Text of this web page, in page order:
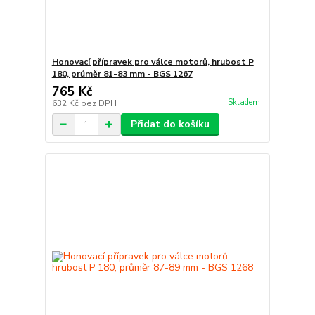
Honovací přípravek pro válce motorů, hrubost P
180, průměr 81-83 mm - BGS 1267
765 Kč
632 Kč bez DPH Skladem
Přidat do košíku